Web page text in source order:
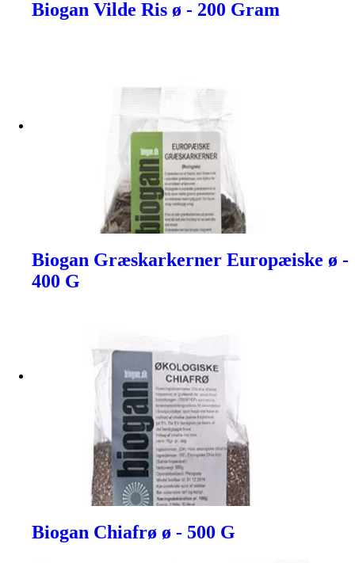
Biogan Vilde Ris ø - 200 Gram
Biogan Græskarkerner Europæiske ø -
400 G
Biogan Chiafrø ø - 500 G